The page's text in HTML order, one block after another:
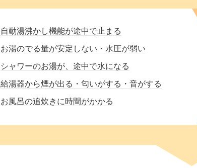
自動湯沸かし機能が途中で止まる
お湯のでる量が安定しない・水圧が弱い
シャワーのお湯が、途中で水になる
給湯器から煙が出る・匂いがする・音がする
お風呂の追炊きに時間がかかる